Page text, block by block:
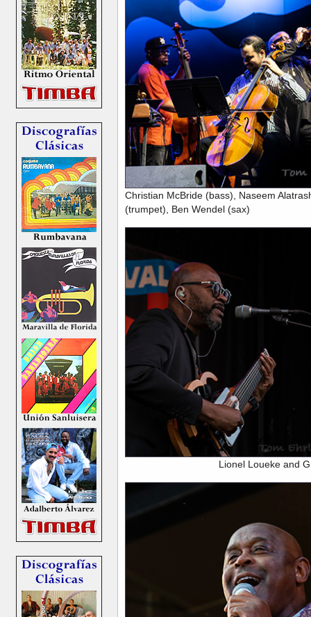
Christian McBride (bass), Naseem
(trumpet), Ben Wendel (sax)
Lionel Loueke and